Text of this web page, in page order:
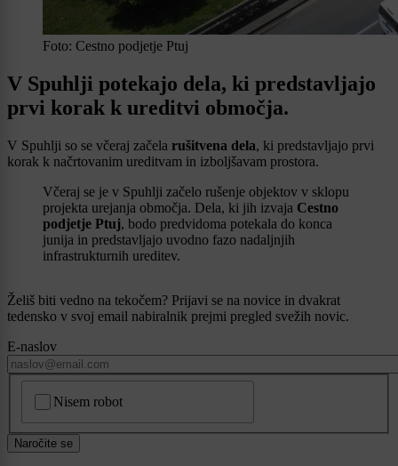
Foto: Cestno podjetje Ptuj
V Spuhlji potekajo dela, ki predstavljajo
prvi korak k ureditvi območja.
V Spuhlji so se včeraj začela rušitvena dela, ki predstavljajo prvi
korak k načrtovanim ureditvam in izboljšavam prostora.
Včeraj se je v Spuhlji začelo rušenje objektov v sklopu
projekta urejanja območja. Dela, ki jih izvaja Cestno
podjetje Ptuj, bodo predvidoma potekala do konca
junija in predstavljajo uvodno fazo nadaljnjih
infrastrukturnih ureditev.
Želiš biti vedno na tekočem? Prijavi se na novice in dvakrat
tedensko v svoj email nabiralnik prejmi pregled svežih novic.
E-naslov
Nisem robot
Naročite se